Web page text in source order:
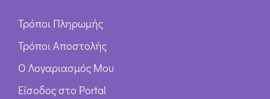
Τρόποι Πληρωμής
Τρόποι Αποστολής
Ο Λογαριασμός Μου
Είσοδος στο Portal